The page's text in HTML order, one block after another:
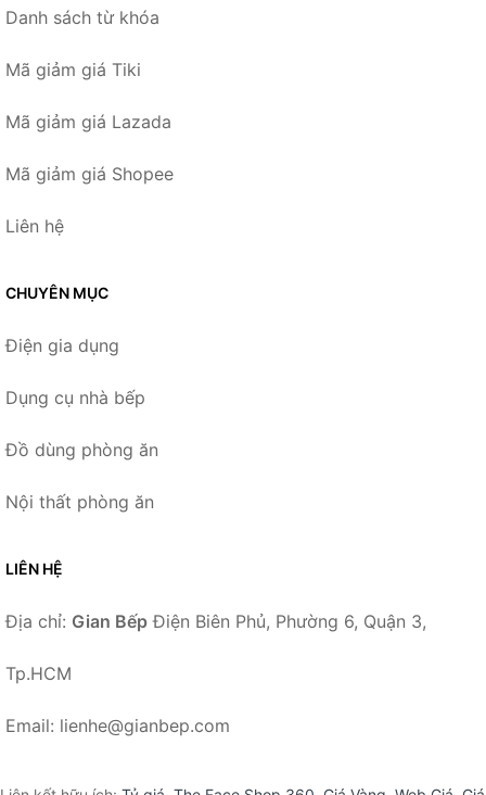
Danh sách từ khóa
Mã giảm giá Tiki
Mã giảm giá Lazada
Mã giảm giá Shopee
Liên hệ
CHUYÊN MỤC
Điện gia dụng
Dụng cụ nhà bếp
Đồ dùng phòng ăn
Nội thất phòng ăn
LIÊN HỆ
Địa chỉ: Gian Bếp Điện Biên Phủ, Phường 6, Quận 3,
Tp.HCM
Email: lienhe@gianbep.com